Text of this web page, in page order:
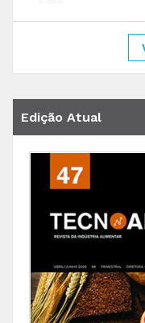
Edição Atual